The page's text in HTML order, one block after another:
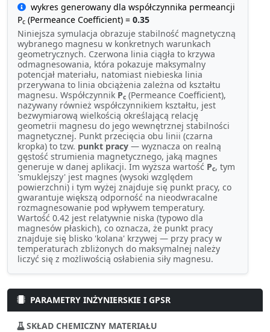
wykres generowany dla współczynnika permeancji
Pc (Permeance Coefficient) = 0.35
Niniejsza symulacja obrazuje stabilność magnetyczną
wybranego magnesu w konkretnych warunkach
geometrycznych. Czerwona linia ciągła to krzywa
odmagnesowania, która pokazuje maksymalny
potencjał materiału, natomiast niebieska linia
przerywana to linia obciążenia zależna od kształtu
magnesu. Współczynnik Pc (Permeance Coefficient),
nazywany również współczynnikiem kształtu, jest
bezwymiarową wielkością określającą relację
geometrii magnesu do jego wewnętrznej stabilności
magnetycznej. Punkt przecięcia obu linii (czarna
kropka) to tzw. punkt pracy — wyznacza on realną
gęstość strumienia magnetycznego, jaką magnes
generuje w danej aplikacji. Im wyższa wartość Pc, tym
'smuklejszy' jest magnes (wysoki względem
powierzchni) i tym wyżej znajduje się punkt pracy, co
gwarantuje większą odporność na nieodwracalne
rozmagnesowanie pod wpływem temperatury.
Wartość 0.42 jest relatywnie niska (typowo dla
magnesów płaskich), co oznacza, że punkt pracy
znajduje się blisko 'kolana' krzywej — przy pracy w
temperaturach zbliżonych do maksymalnej należy
liczyć się z możliwością osłabienia siły magnesu.
PARAMETRY INŻYNIERSKIE I GPSR
SKŁAD CHEMICZNY MATERIAŁU